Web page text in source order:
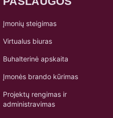
Įmonių steigimas
Virtualus biuras
Buhalterinė apskaita
Įmonės brando kūrimas
Projektų rengimas ir
administravimas